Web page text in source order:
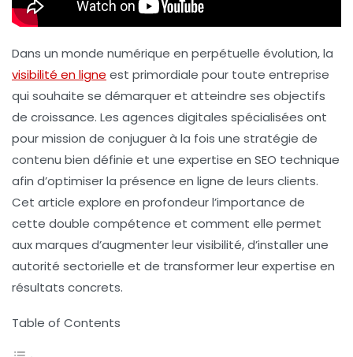
Dans un monde numérique en perpétuelle évolution, la
visibilité en ligne est primordiale pour toute entreprise
qui souhaite se démarquer et atteindre ses objectifs
de croissance. Les agences digitales spécialisées ont
pour mission de conjuguer à la fois une stratégie de
contenu bien définie et une expertise en SEO technique
afin d’optimiser la présence en ligne de leurs clients.
Cet article explore en profondeur l’importance de
cette double compétence et comment elle permet
aux marques d’augmenter leur visibilité, d’installer une
autorité sectorielle et de transformer leurexpertise en
résultats concrets.
Table of Contents